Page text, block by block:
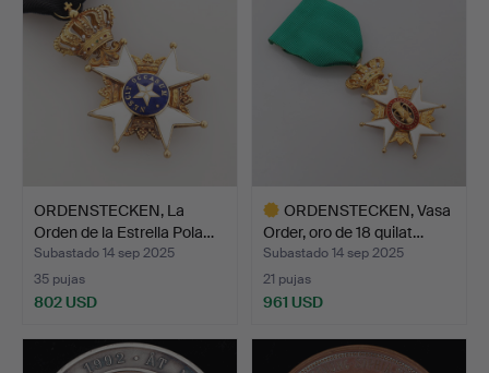
ORDENSTECKEN, La
Orden de la Estrella Pola…
Subastado 14 sep 2025
35 pujas
802 USD
ORDENSTECKEN, Vasa
Order, oro de 18 quilat…
Subastado 14 sep 2025
21 pujas
961 USD
seleccionado